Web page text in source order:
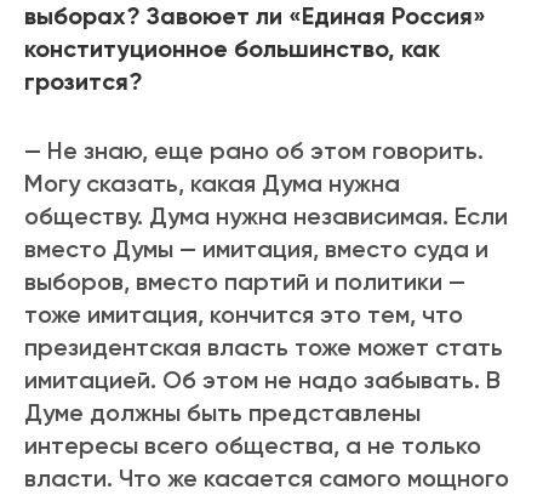
выборах? Завоюет ли «Единая Россия»
конституционное большинство, как
грозится?
— Не знаю, еще рано об этом говорить.
Могу сказать, какая Дума нужна
обществу. Дума нужна независимая. Если
вместо Думы — имитация, вместо суда и
выборов, вместо партий и политики —
тоже имитация, кончится это тем, что
президентская власть тоже может стать
имитацией. Об этом не надо забывать. В
Думе должны быть представлены
интересы всего общества, а не только
власти. Что же касается самого мощного